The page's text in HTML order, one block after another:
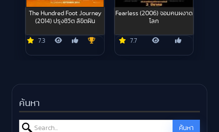
The Hundred Foot Journey
(2014) ปรุงชีวิต ลิขิตฝัน
7.3
Fearless (2006) จอมคนผงาด
โลก
7.7
ค้นหา
Search for: ค้นหา